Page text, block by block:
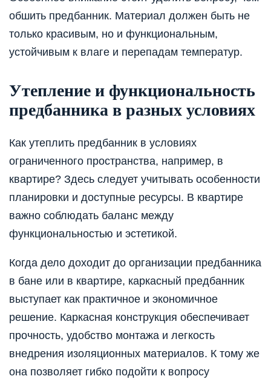
обшить предбанник. Материал должен быть не
только красивым, но и функциональным,
устойчивым к влаге и перепадам температур.
Утепление и функциональность
предбанника в разных условиях
Как утеплить предбанник в условиях
ограниченного пространства, например, в
квартире? Здесь следует учитывать особенности
планировки и доступные ресурсы. В квартире
важно соблюдать баланс между
функциональностью и эстетикой.
Когда дело доходит до организации предбанника
в бане или в квартире, каркасный предбанник
выступает как практичное и экономичное
решение. Каркасная конструкция обеспечивает
прочность, удобство монтажа и легкость
внедрения изоляционных материалов. К тому же
она позволяет гибко подойти к вопросу